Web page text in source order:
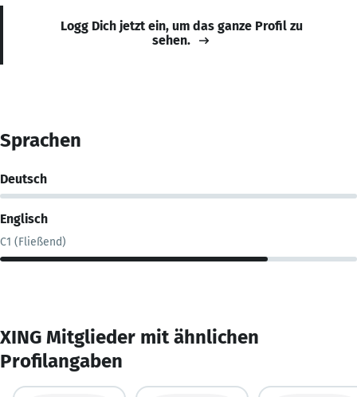
Logg Dich jetzt ein, um das ganze Profil zu
sehen.
Sprachen
Deutsch
Englisch
C1 (Fließend)
XING Mitglieder mit ähnlichen
Profilangaben